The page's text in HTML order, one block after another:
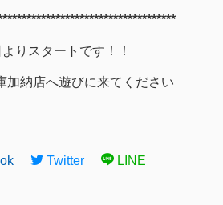
りスタートです！！
加納店へ遊びに来てください
Twitter LINE